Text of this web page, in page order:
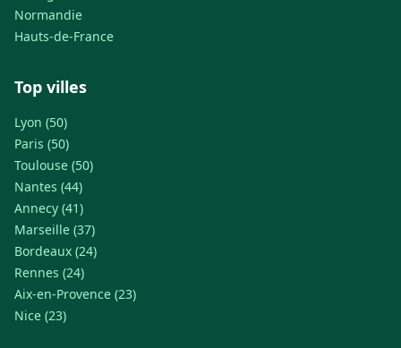
Normandie
Hauts-de-France
Top villes
Lyon (50)
Paris (50)
Toulouse (50)
Nantes (44)
Annecy (41)
Marseille (37)
Bordeaux (24)
Rennes (24)
Aix-en-Provence (23)
Nice (23)